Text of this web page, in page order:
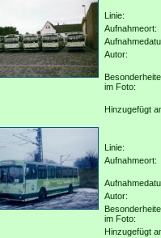
Linie:
Aufnahmeort:
Autor:
im Foto:
Hinzugefügt
Linie:
Aufnahmeort:
Autor:
im Foto:
Hinzugefügt